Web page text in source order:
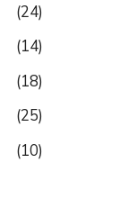
(24)
(14)
(18)
(25)
(10)